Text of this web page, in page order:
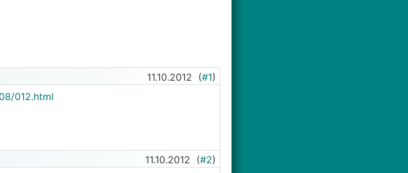
11.10.2012 (#1)
012.html
11.10.2012 (#2)